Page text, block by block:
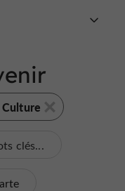
Culture
clés...